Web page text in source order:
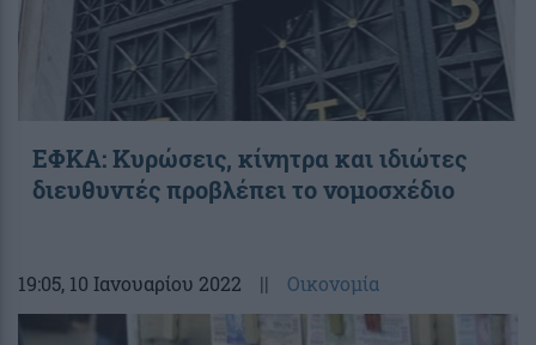
ΕΦΚΑ: Κυρώσεις, κίνητρα και ιδιώτες
διευθυντές προβλέπει το νομοσχέδιο
19:05, 10 Ιανουαρίου 2022 || Οικονομία